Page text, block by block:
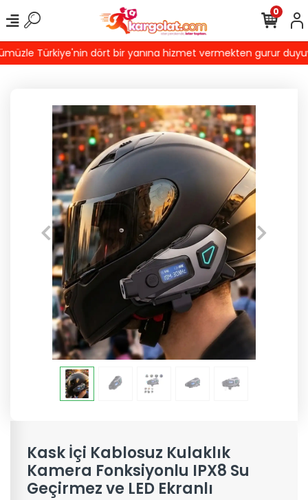
Türkiye'nin dört bir yanına hizmet vermekten gurur
0
Kask İçi Kablosuz Kulaklık
Kamera Fonksiyonlu IPX8 Su
Geçirmez ve LED Ekranlı